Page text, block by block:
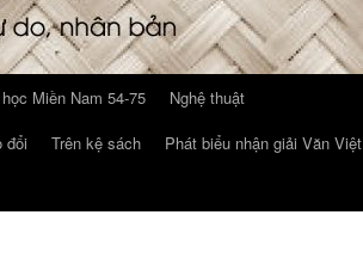
Miền Nam 54-75
Nghệ thuật
đổi Trên kệ sách
Phát biểu nhận giải Văn Việt